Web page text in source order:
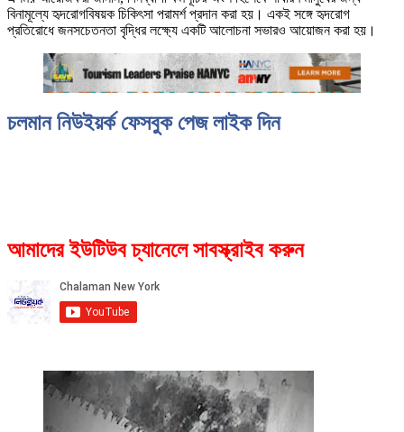
বিনামূল্যে হৃদরোগবিষয়ক চিকিৎসা পরামর্শ প্রদান করা হয়। একই সঙ্গে হৃদরোগ
প্রতিরোধে জনসচেতনতা বৃদ্ধির লক্ষ্যে একটি আলোচনা সভারও আয়োজন করা হয়।
চলমান নিউইয়র্ক ফেসবুক পেজ লাইক দিন
আমাদের ইউটিউব চ্যানেলে সাবস্ক্রাইব করুন